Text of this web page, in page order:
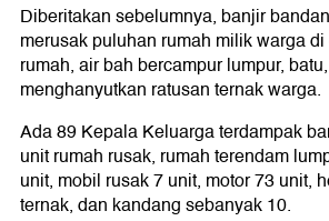
Diberitakan sebelumnya, banjir
merusak puluhan rumah milik warga
rumah, air bah bercampur lumpur,
menghanyutkan ratusan ternak warga.
Ada 89 Kepala Keluarga terdampak
unit rumah rusak, rumah terendam
unit, mobil rusak 7 unit, motor 73 unit,
ternak, dan kandang sebanyak 10.